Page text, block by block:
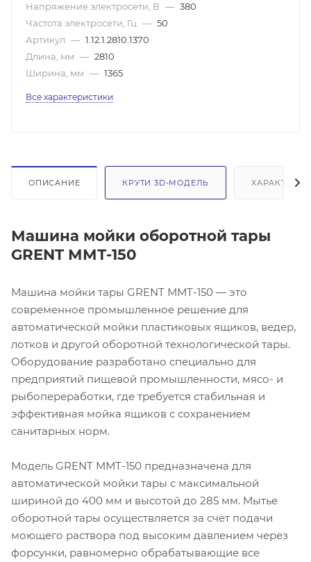
Напряжение электросети, В — 380
Частота электросети, Гц — 50
Артикул — 1.12.1.2810.1370
Длина, мм — 2810
Ширина, мм — 1365
Все характеристики
ОПИСАНИЕ КРУТИ 3D-МОДЕЛЬ
Машина мойки оборотной тары
GRENT ММТ-150
Машина мойки тары GRENT ММТ-150 — это
современное промышленное решение для
автоматической мойки пластиковых ящиков, ведер,
лотков и другой оборотной технологической тары.
Оборудование разработано специально для
предприятий пищевой промышленности, мясо- и
рыбопереработки, где требуется стабильная и
эффективная мойка ящиков с сохранением
санитарных норм.
Модель GRENT ММТ-150 предназначена для
автоматической мойки тары с максимальной
шириной до 400 мм и высотой до 285 мм. Мытье
оборотной тары осуществляется за счёт подачи
моющего раствора под высоким давлением через
форсунки, равномерно обрабатывающие все